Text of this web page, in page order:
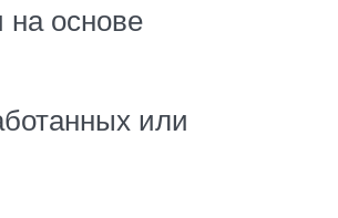
основе
или